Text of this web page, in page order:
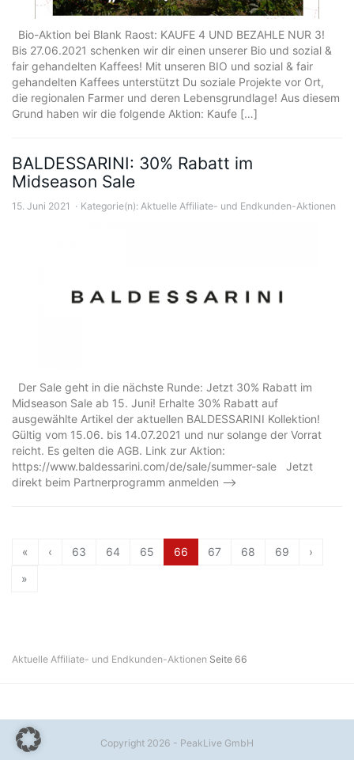
Bio-Aktion bei Blank Raost: KAUFE 4 UND BEZAHLE NUR 3!
Bis 27.06.2021 schenken wir dir einen unserer Bio und sozial &
fair gehandelten Kaffees! Mit unseren BIO und sozial & fair
gehandelten Kaffees unterstützt Du soziale Projekte vor Ort,
die regionalen Farmer und deren Lebensgrundlage! Aus diesem
Grund haben wir die folgende Aktion: Kaufe […]
BALDESSARINI: 30% Rabatt im
Midseason Sale
15. Juni 2021 Kategorie(n): Aktuelle Affiliate- und Endkunden-Aktionen
Der Sale geht in die nächste Runde: Jetzt 30% Rabatt im
Midseason Sale ab 15. Juni! Erhalte 30% Rabatt auf
ausgewählte Artikel der aktuellen BALDESSARINI Kollektion!
Gültig vom 15.06. bis 14.07.2021 und nur solange der Vorrat
reicht. Es gelten die AGB. Link zur Aktion:
https://www.baldessarini.com/de/sale/summer-sale Jetzt
direkt beim Partnerprogramm anmelden –>
« ‹ 63 64 65 66 67 68 69
›
»
Aktuelle Affiliate- und Endkunden-Aktionen Seite 66
Copyright 2026 - PeakLive GmbH